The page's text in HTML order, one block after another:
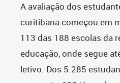
A avaliação dos
curitibana começou em
113 das 188 escolas da
educação, onde segue
letivo. Dos 5.285